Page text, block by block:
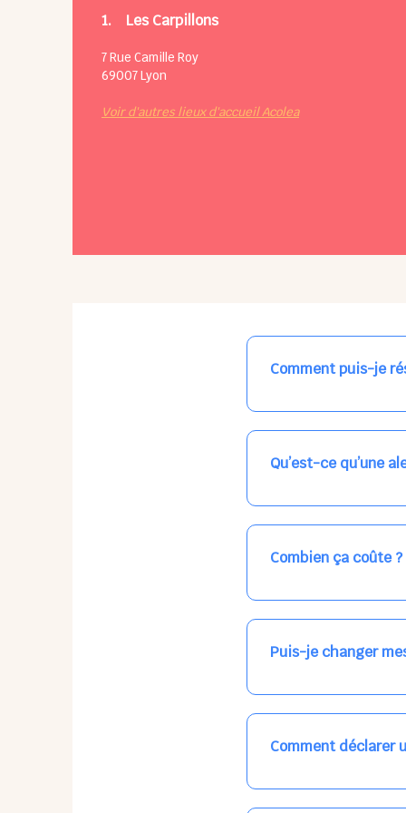
1. Les Carpillons
7 Rue Camille Roy
69007Lyon
Voir d'autres lieux d'accueil Acolea
Comment puis-je
Nos places libres au
qui vous intéresse,
Qu’est-ce qu’une
Vous avez besoin
les places disponibles
Combien ça coûte ?
Votre accueil est
habituel. N'hésitez
Puis-je changer
Dans votre profil
email, par SMS, par
Comment déclarer
Signalez une absence
ou